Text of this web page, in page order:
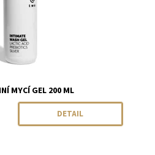
MYCÍ GEL 200 ML
DETAIL